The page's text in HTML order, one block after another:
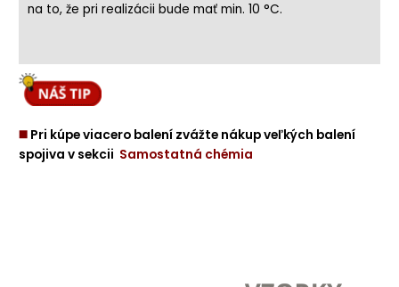
na to, že pri realizácii bude mať min. 10 °C.
◼️ Pri kúpe viacero balení zvážte nákup veľkých balení
spojiva v sekcii Samostatná chémia